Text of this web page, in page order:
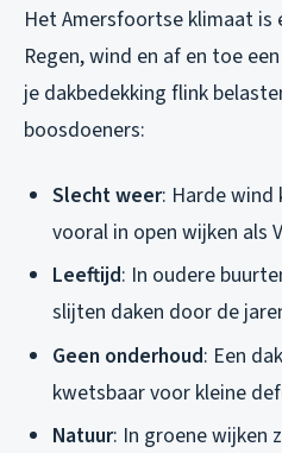
Het Amersfoortse klimaat is
Regen, wind en af en toe
je dakbedekking flink
boosdoeners:
Slecht weer: Harde wind
vooral in open wijken als
Leeftijd: In oudere
slijten daken door de
Geen onderhoud: Een
kwetsbaar voor kleine
Natuur: In groene wijken